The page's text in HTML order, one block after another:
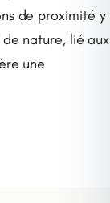
de proximité y
nature, lié aux
une